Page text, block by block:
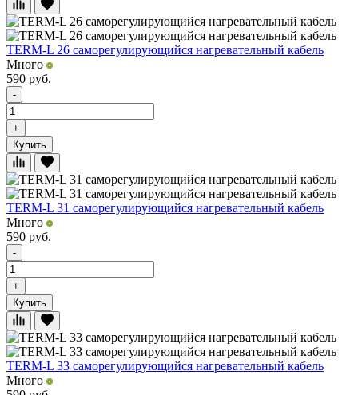
TERM-L 26 саморегулирующийся нагревательный кабель
Много
590 руб.
-
+
Купить
TERM-L 31 саморегулирующийся нагревательный кабель
Много
590 руб.
-
+
Купить
TERM-L 33 саморегулирующийся нагревательный кабель
Много